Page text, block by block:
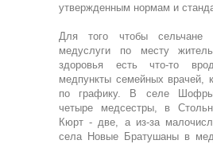
утвержденным нормам и
Для того чтобы сельчане
медуслуги по месту
здоровья есть что-то
медпункты семейных врачей,
по графику. В селе
четыре медсестры, в
Кюрт - две, а из-за
села Новые Братушаны в